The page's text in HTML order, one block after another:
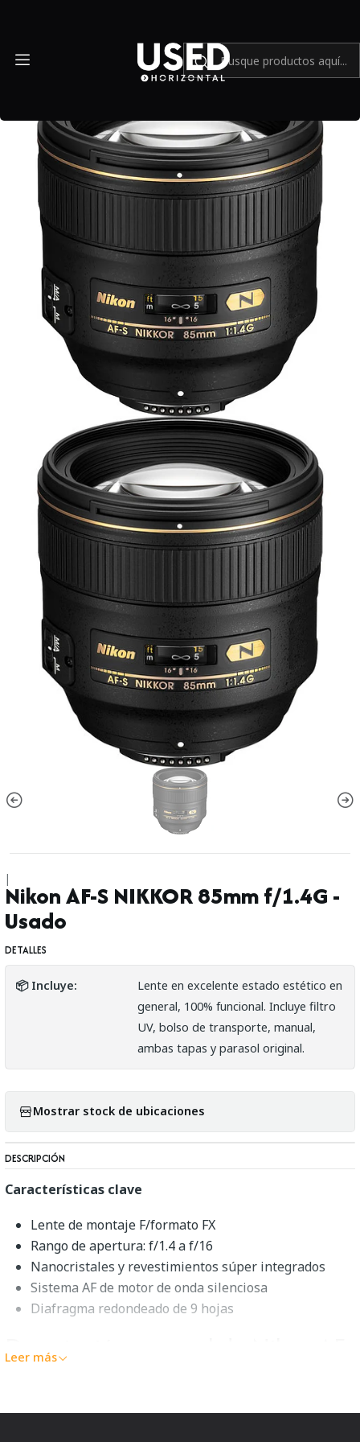
|
Nikon AF-S NIKKOR 85mm f/1.4G -
Usado
DETALLES
📦 Incluye:
Lente en excelente estado estético en
general, 100% funcional. Incluye filtro
UV, bolso de transporte, manual,
ambas tapas y parasol original.
Mostrar stock de ubicaciones
DESCRIPCIÓN
Características clave
Lente de montaje F/formato FX
Rango de apertura: f/1.4 a f/16
Nanocristales y revestimientos súper integrados
Sistema AF de motor de onda silenciosa
Diafragma redondeado de 9 hojas
Descripción general de Nikon AF-
S NIKKOR 85mm f/1.4G
Leer más